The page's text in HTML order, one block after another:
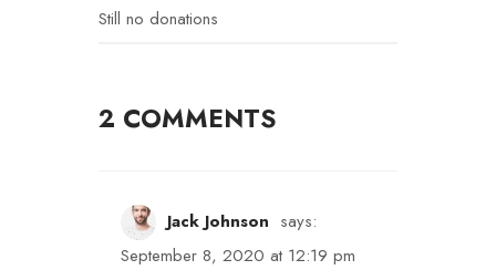
Still no donations
2 COMMENTS
Jack Johnson says:
September 8, 2020 at 12:19 pm